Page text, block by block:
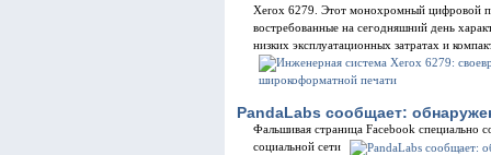
Xerox 6279. Этот монохромный цифровой
востребованные на сегодняшний день
низких эксплуатационных затратах и
PandaLabs сообщает:
Фальшивая страница Facebook специально
социальной сети